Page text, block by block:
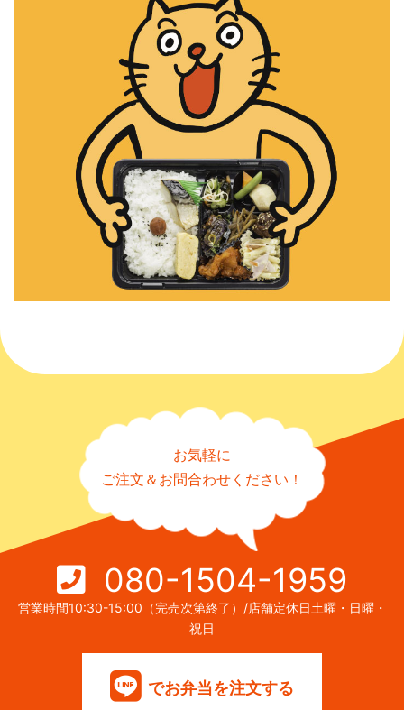
お気軽に
ご注文＆お問合わせください！
080-1504-1959
営業時間10:30-15:00（完売次第終了）/店舗定休日土曜・日曜・
祝日
でお弁当を注文する